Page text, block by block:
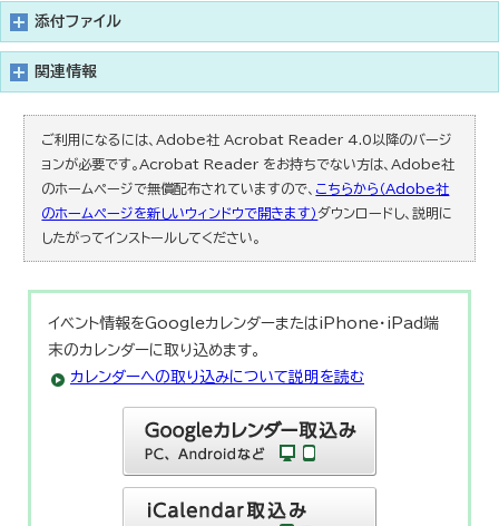
添付ファイル
関連情報
ご利用になるには、Adobe社 Acrobat Reader 4.0以降のバージ
ョンが必要です。Acrobat Reader をお持ちでない方は、Adobe社
のホームページで無償配布されていますので、 こちらから（Adobe社
のホームページを新しいウィンドウで開きます）ダウンロードし、説明に
したがってインストールしてください。
イベント情報をGoogleカレンダーまたはiPhone・iPad端
末のカレンダーに取り込めます。
カレンダーへの取り込みについて説明を読む